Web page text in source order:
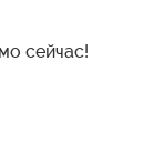
сейчас!